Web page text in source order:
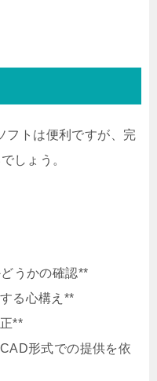
フトは便利ですが、完
しょう。
うかの確認**
る心構え**
**
形式での提供を依